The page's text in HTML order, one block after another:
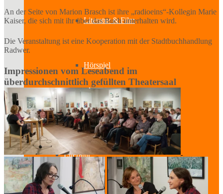
Literatur & Film
Hörspiel
Musik
Literatur
An der Seite von Marion Brasch ist ihre „radioeins“-Kollegin Marie
Kaiser, die sich mit ihr über das Buch unterhalten wird.
Die Veranstaltung ist eine Kooperation mit der Stadtbuchhandlung
Radwer.
Impressionen vom Leseabend im
überdurchschnittlich gefüllten Theatersaal